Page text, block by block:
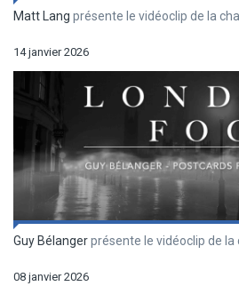
Matt Lang présente le vidéoclip de la
14 janvier 2026
Guy Bélangerprésente le vidéoclip de la
08 janvier 2026